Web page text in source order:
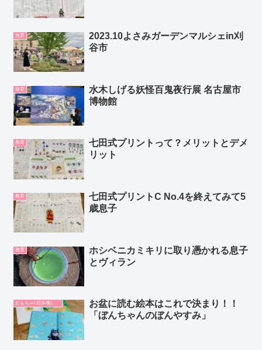
旅育
2023.10よさみガーデンマルシェin刈
谷市
旅育
水木しげる妖怪百鬼夜行展 名古屋市
博物館
教育
七田式プリントって？メリットとデメ
リット
教育
七田式プリントC No.4を終えてみて5
歳息子
教育
ホシベニカミキリに取り憑かれる息子
とヴィラン
おもちゃ/ 絵本/動画/教材
お盆に読む絵本はこれで決まり！！
「ぼんちゃんのぼんやすみ」